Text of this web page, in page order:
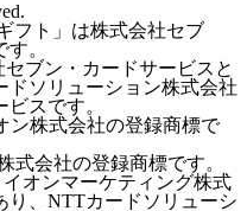
フト」は株式会社セブ
。
ブン・カードサービスと
ソリューション株式会社
スです。
ン株式会社の登録商標で
式会社の登録商標です。
オンマーケティング株式
り、NTTカードソリューシ